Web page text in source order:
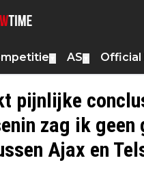
AS Official
pijnlijke
zag ik geen
Ajax en